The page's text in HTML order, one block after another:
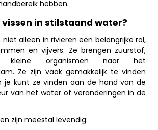
hebben.
vissen in stilstaand water?
niet alleen in rivieren een belangrijke rol,
en vijvers. Ze brengen zuurstof,
kleine organismen naar het
Ze zijn vaak gemakkelijk te vinden
je kunt ze vinden aan de hand van de
van het water of veranderingen in de
zijn meestal levendig: